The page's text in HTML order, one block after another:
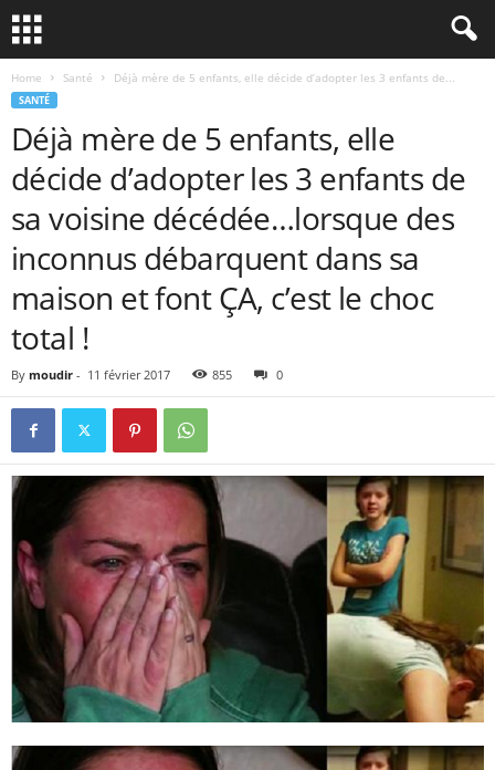
Home Santé Déjà mère de 5 enfants, elle décide d’adopter les 3 enfants de...
SANTÉ
Déjà mère de 5 enfants, elle
décide d’adopter les 3 enfants de
sa voisine décédée…lorsque des
inconnus débarquent dans sa
maison et font ÇA, c’est le choc
total !
By moudir - 11 février 2017 855 0